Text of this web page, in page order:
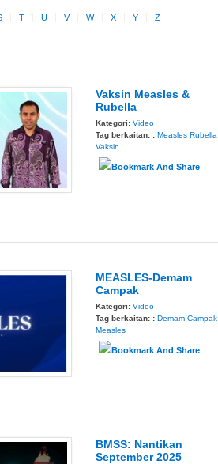
T U V W X Y Z
Vaksin Measles &
Rubella
Kategori:Video
Tag berkaitan: :Measles Rubella
Vaksin
MEASLES-Demam
Campak
Kategori:Video
Tag berkaitan: :Demam Campak
Measles
BMSS: Nantikan
September 2025